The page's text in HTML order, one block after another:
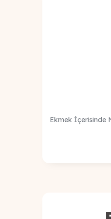
Ekmek İçerisinde